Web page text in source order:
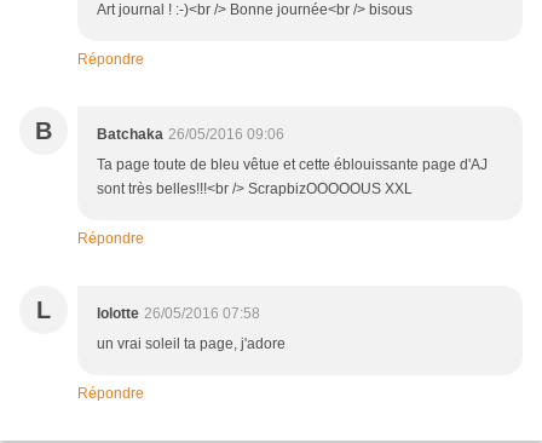
Art journal ! :-)<br /> Bonne journée<br /> bisous
Répondre
B Batchaka 26/05/2016 09:06
Ta page toute de bleu vêtue et cette éblouissante page d'AJ
sont très belles!!!<br /> ScrapbizOOOOOUS XXL
Répondre
L lolotte 26/05/2016 07:58
un vrai soleil ta page, j'adore
Répondre